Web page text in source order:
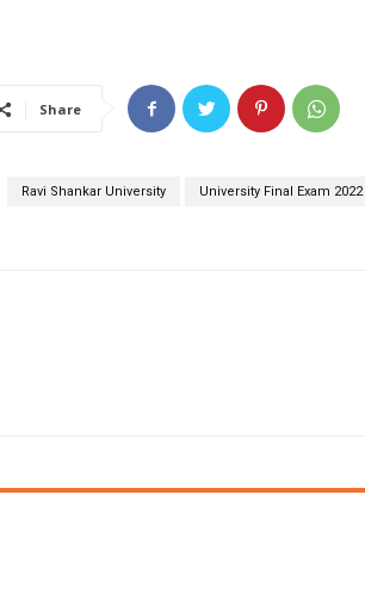
Share
Ravi Shankar University University Final Exam 2022